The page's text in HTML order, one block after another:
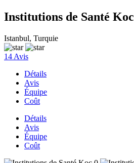
Institutions de Santé Koc
Istanbul, Turquie
14 Avis
Détails
Avis
Équipe
Coût
Détails
Avis
Équipe
Coût